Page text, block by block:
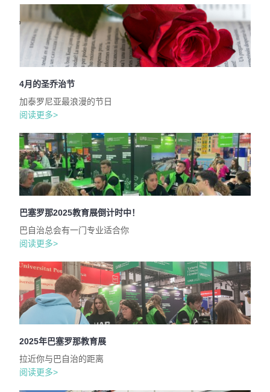
4月的圣乔治节
加泰罗尼亚最浪漫的节日
阅读更多>
巴塞罗那2025教育展倒计时中！
巴自治总会有一门专业适合你
阅读更多>
2025年巴塞罗那教育展
拉近你与巴自治的距离
阅读更多>